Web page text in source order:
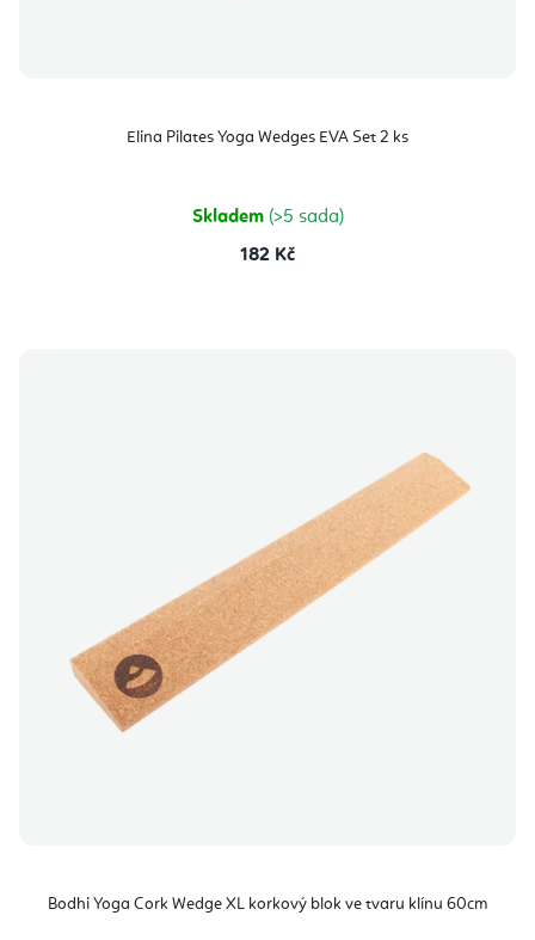
Elina Pilates Yoga Wedges EVA Set 2 ks
Skladem (>5 sada)
182 Kč
Bodhi Yoga Cork Wedge XL korkový blok ve tvaru klínu 60cm